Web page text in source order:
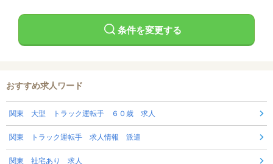
条件を変更する
おすすめ求人ワード
関東 大型 トラック運転手 ６０歳 求人
関東 トラック運転手 求人情報 派遣
関東 社宅あり 求人